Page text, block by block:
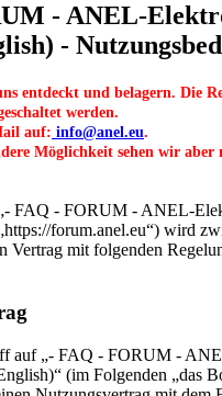
- ANEL-
-
entdeckt und belagern. Die
werden.
auf: info@anel.eu.
Möglichkeit sehen wir
FAQ - FORUM - ANEL-
forum.anel.eu“) wird
Vertrag mit folgenden
auf „- FAQ - FORUM -
(im Folgenden „das